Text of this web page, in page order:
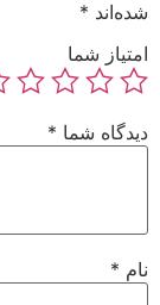
شده‌اند *
امتیاز شما
دیدگاه شما *
نام *